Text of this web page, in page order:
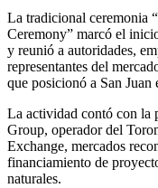
La tradicional ceremonia
Ceremony” marcó el
y reunió a autoridades,
representantes del
que posicionó a San Juan
La actividad contó con la
Group, operador del
Exchange, mercados
financiamiento de
naturales.